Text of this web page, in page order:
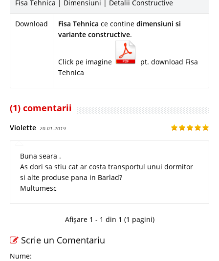
Fisa Tehnica | Dimensiuni | Detalii Constructive
Download Fisa Tehnica ce contine dimensiuni si
variante constructive.
Click pe imagine
pt. download Fisa
Tehnica
(1) comentarii
Violette 20.01.2019
Buna seara .
As dori sa stiu cat ar costa transportul unui dormitor
si alte produse pana in Barlad?
Multumesc
Afișare 1 - 1 din 1 (1 pagini)
Scrie un Comentariu
Nume: